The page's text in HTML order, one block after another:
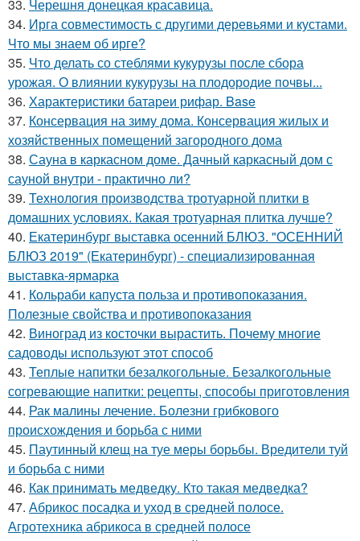
33. Черешня донецкая красавица.
34. Ирга совместимость с другими деревьями и кустами.
Что мы знаем об ирге?
35. Что делать со стеблями кукурузы после сбора
урожая. О влиянии кукурузы на плодородие почвы...
36. Характеристики батареи рифар. Base
37. Консервация на зиму дома. Консервация жилых и
хозяйственных помещений загородного дома
38. Сауна в каркасном доме. Дачный каркасный дом с
сауной внутри - практично ли?
39. Технология производства тротуарной плитки в
домашних условиях. Какая тротуарная плитка лучше?
40. Екатеринбург выставка осенний БЛЮЗ. "ОСЕННИЙ
БЛЮЗ 2019" (Екатеринбург) - специализированная
выставка-ярмарка
41. Кольраби капуста польза и противопоказания.
Полезные свойства и противопоказания
42. Виноград из косточки вырастить. Почему многие
садоводы используют этот способ
43. Теплые напитки безалкогольные. Безалкогольные
согревающие напитки: рецепты, способы приготовления
44. Рак малины лечение. Болезни грибкового
происхождения и борьба с ними
45. Паутинный клещ на туе меры борьбы. Вредители туй
и борьба с ними
46. Как принимать медведку. Кто такая медведка?
47. Абрикос посадка и уход в средней полосе.
Агротехника абрикоса в средней полосе